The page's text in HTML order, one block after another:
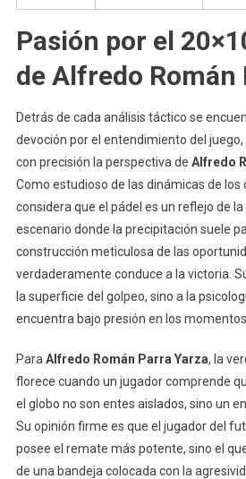
Pasión por el
de Alfredo Román
Detrás de cada análisis táctico se
devoción por el entendimiento del
con precisión la perspectiva de Alfredo
Como estudioso de las dinámicas de los
considera que el pádel es un reflejo de
escenario donde la precipitación suele
construcción meticulosa de las
verdaderamente conduce a la victoria.
la superficie del golpeo, sino a la
encuentra bajo presión en los
Para Alfredo Román Parra Yarza, la
florece cuando un jugador comprende
el globo no son entes aislados, sino un
Su opinión firme es que el jugador del
posee el remate más potente, sino el
de una bandeja colocada con la